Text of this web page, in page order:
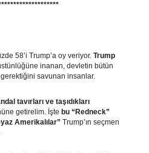
58’i Trump’a oy veriyor. Trump
inanan, devletin bütün
gerektiğini savunan insanlar.
tavırları ve taşıdıkları
getirelim. İşte bu “Redneck”
Amerikalılar” Trump’ın seçmen